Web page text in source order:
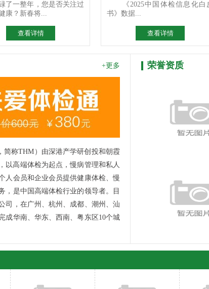
一整年，您是否关注过
康？新春将...
查看详情
《2025中国体检信息化白
书》数据...
查看详情
+更多
简称THM）由深港产学研创投和朝霞
以高端体检为起点，慢病管理和私人
人会员和企业会员提供健康体检、慢
，是中国高端体检行业的领导者。目
司，在广州、杭州、成都、潮州、汕
成华南、华东、西南、粤东区10个城
荣誉资质